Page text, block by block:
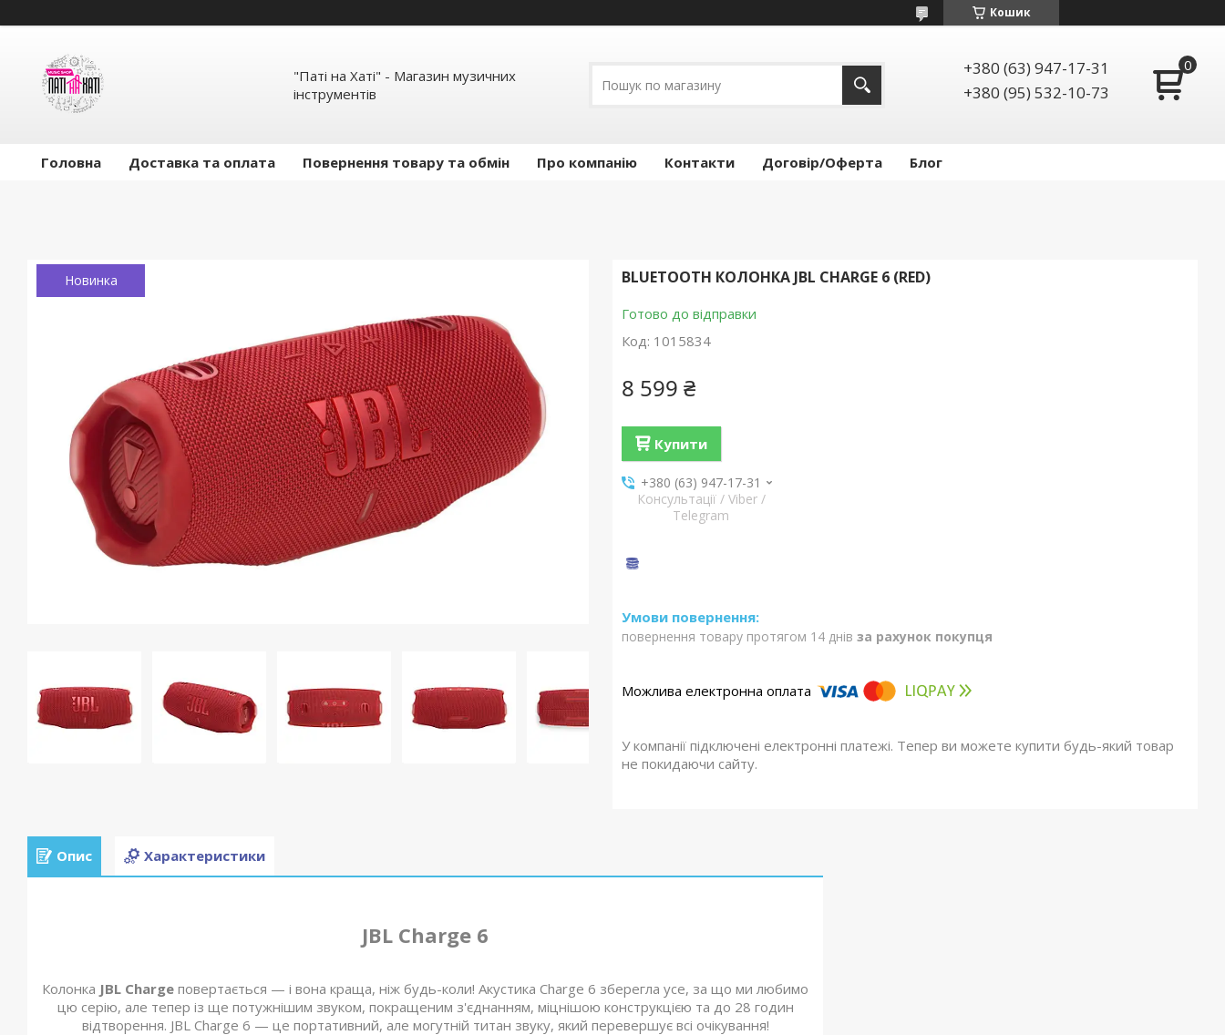
Кошик
"Паті на Хаті" - Магазин музичних
інструментів
+380 (63) 947-17-31
+380 (95) 532-10-73
Головна Доставка та оплата Повернення товару та обмін Про компанію Контакти Договір/Оферта Блог
Новинка BLUETOOTH КОЛОНКА JBL CHARGE 6 (RED)
Готово до відправки
Код: 1015834
8 599 ₴
Купити
+380 (63) 947-17-31
Консультації / Viber /
Telegram
повернення товару протягом 14 днів за рахунок покупця
У компанії підключені електронні платежі. Тепер ви можете купити будь-який товар
не покидаючи сайту.
Опис Характеристики
JBL Charge 6
Колонка JBL Charge повертається — і вона краща, ніж будь-коли! Акустика Charge 6 зберегла усе, за що ми любимо
цю серію, але тепер із ще потужнішим звуком, покращеним з'єднанням, міцнішою конструкцією та до 28 годин
відтворення. JBL Charge 6 — це портативний, але могутній титан звуку, який перевершує всі очікування!